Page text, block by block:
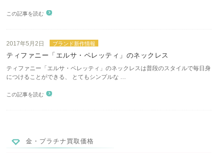
この記事を読む
2017年5月2日 ブランド新作情報
ティファニー「エルサ・ペレッティ」のネックレス
ティファニー「エルサ・ペレッティ」のネックレスは普段のスタイルで毎日身
につけることができる、 とてもシンプルな …
この記事を読む
金・プラチナ買取価格